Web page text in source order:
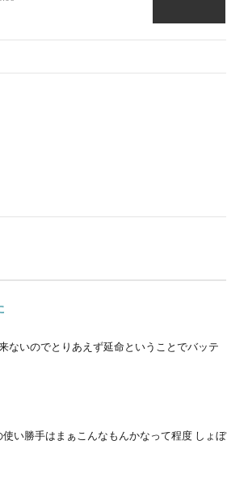
ないのでとりあえず延命ということでバッテ
い勝手はまぁこんなもんかなって程度 しょぼ